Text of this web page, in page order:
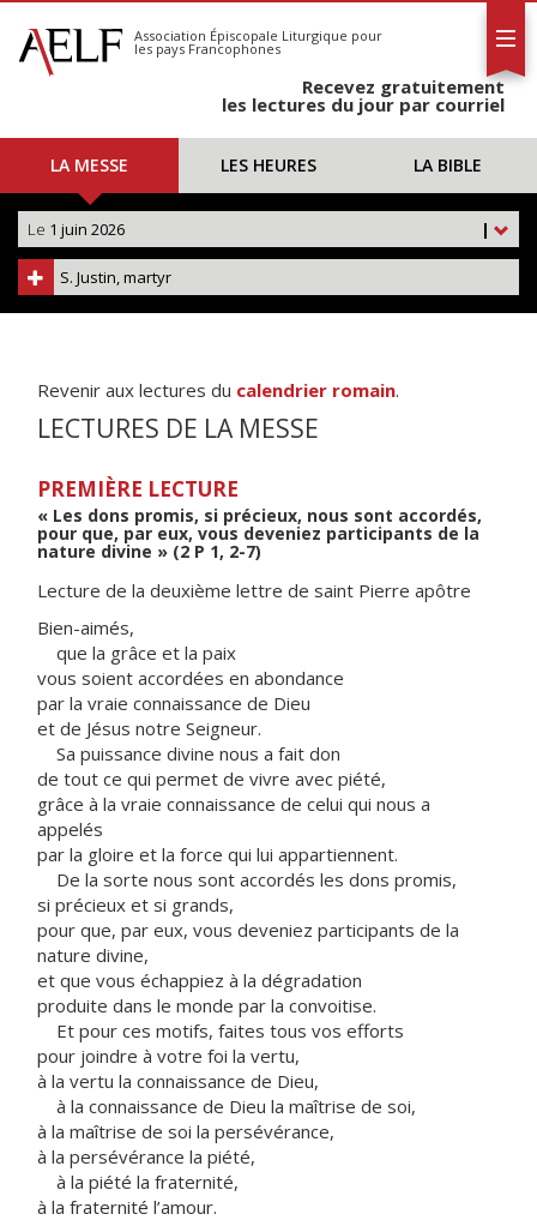
S'abonner
Calendrier
Association Épiscopale Liturgique pour
les pays Francophones
Recevez gratuitement
les lectures du jour par courriel
LA MESSE LES HEURES LA BIBLE
|
Le 1 juin 2026
S. Justin, martyr
Revenir aux lectures du calendrier romain.
LECTURES DE LA MESSE
PREMIÈRE LECTURE
« Les dons promis, si précieux, nous sont accordés,
pour que, par eux, vous deveniez participants de la
nature divine » (2 P 1, 2-7)
Lecture de la deuxième lettre de saint Pierre apôtre
Bien-aimés,
que la grâce et la paix
vous soient accordées en abondance
par la vraie connaissance de Dieu
et de Jésus notre Seigneur.
Sa puissance divine nous a fait don
de tout ce qui permet de vivre avec piété,
grâce à la vraie connaissance de celui qui nous a
appelés
par la gloire et la force qui lui appartiennent.
De la sorte nous sont accordés les dons promis,
si précieux et si grands,
pour que, par eux, vous deveniez participants de la
nature divine,
et que vous échappiez à la dégradation
produite dans le monde par la convoitise.
Et pour ces motifs, faites tous vos efforts
pour joindre à votre foi la vertu,
à la vertu la connaissance de Dieu,
à la connaissance de Dieu la maîtrise de soi,
à la maîtrise de soi la persévérance,
à la persévérance la piété,
à la piété la fraternité,
à la fraternité l’amour.